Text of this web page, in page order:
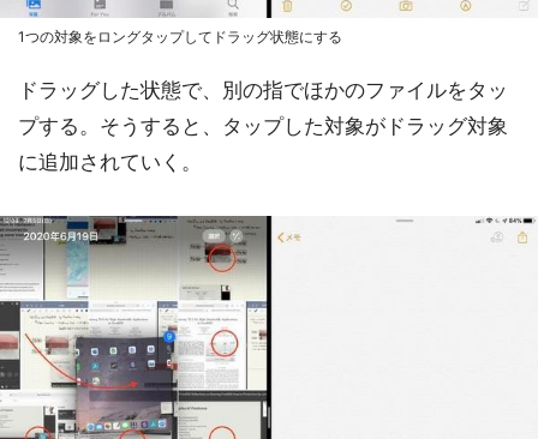
1つの対象をロングタップしてドラッグ状態にする
ドラッグした状態で、別の指でほかのファイルをタッ
プする。そうすると、タップした対象がドラッグ対象
に追加されていく。